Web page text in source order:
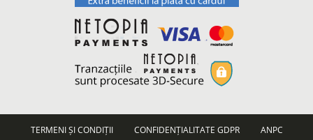
TERMENI ȘI CONDIȚII CONFIDENȚIALITATE GDPR
ANPC